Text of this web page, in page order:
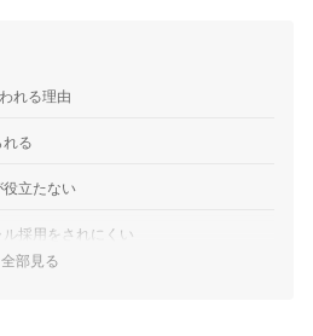
れる理由
る
役立たない
採用をされにくい
全部見る